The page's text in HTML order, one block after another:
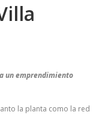
un emprendimiento
la planta como la red